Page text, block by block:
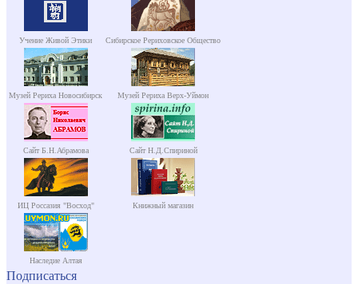
Учение Живой Этики Сибирское Рериховское Общество
Музей Рериха Новосибирск Музей Рериха Верх-Уймон
Сайт Б.Н.Абрамова Сайт Н.Д.Спириной
ИЦ Россазия "Восход" Книжный магазин
Наследие Алтая
Подписаться